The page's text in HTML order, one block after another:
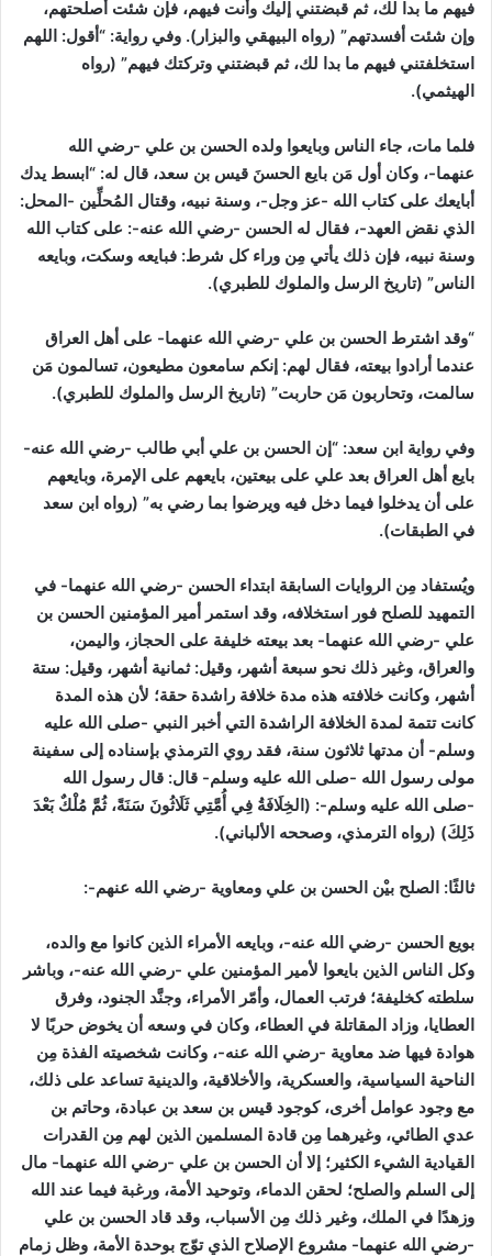
فيهم ما بدا لك، ثم قبضتني إليك وأنت فيهم، فإن شئت أصلحتهم،
وإن شئت أفسدتهم” (رواه البيهقي والبزار). وفي رواية: “أقول: اللهم
استخلفتني فيهم ما بدا لك، ثم قبضتني وتركتك فيهم” (رواه
الهيثمي).
فلما مات، جاء الناس وبايعوا ولده الحسن بن علي -رضي الله
عنهما-، وكان أول مَن بايع الحسنَ قيس بن سعد، قال له: “ابسط يدك
أبايعك على كتاب الله -عز وجل-، وسنة نبيه، وقتال المُحلِّين -المحل:
الذي نقض العهد-، فقال له الحسن -رضي الله عنه-: على كتاب الله
وسنة نبيه، فإن ذلك يأتي مِن وراء كل شرط: فبايعه وسكت، وبايعه
الناس” (تاريخ الرسل والملوك للطبري).
“وقد اشترط الحسن بن علي -رضي الله عنهما- على أهل العراق
عندما أرادوا بيعته، فقال لهم: إنكم سامعون مطيعون، تسالمون مَن
سالمت، وتحاربون مَن حاربت” (تاريخ الرسل والملوك للطبري).
وفي رواية ابن سعد: “إن الحسن بن علي أبي طالب -رضي الله عنه-
بايع أهل العراق بعد علي على بيعتين، بايعهم على الإمرة، وبايعهم
على أن يدخلوا فيما دخل فيه ويرضوا بما رضي به” (رواه ابن سعد
في الطبقات).
ويُستفاد مِن الروايات السابقة ابتداء الحسن -رضي الله عنهما- في
التمهيد للصلح فور استخلافه، وقد استمر أمير المؤمنين الحسن بن
علي -رضي الله عنهما- بعد بيعته خليفة على الحجاز، واليمن،
والعراق، وغير ذلك نحو سبعة أشهر، وقيل: ثمانية أشهر، وقيل: ستة
أشهر، وكانت خلافته هذه مدة خلافة راشدة حقة؛ لأن هذه المدة
كانت تتمة لمدة الخلافة الراشدة التي أخبر النبي -صلى الله عليه
وسلم- أن مدتها ثلاثون سنة، فقد روي الترمذي بإسناده إلى سفينة
مولى رسول الله -صلى الله عليه وسلم- قال: قال رسول الله
-صلى الله عليه وسلم-: (الخِلَافَةُ فِي أُمَّتِي ثَلَاثُونَ سَنَةً، ثُمَّ مُلْكٌ بَعْدَ
ذَلِكَ) (رواه الترمذي، وصححه الألباني).
ثالثًا: الصلح بيْن الحسن بن علي ومعاوية -رضي الله عنهم-:
بويع الحسن -رضي الله عنه-، وبايعه الأمراء الذين كانوا مع والده،
وكل الناس الذين بايعوا لأمير المؤمنين علي -رضي الله عنه-، وباشر
سلطته كخليفة؛ فرتب العمال، وأمّر الأمراء، وجنَّد الجنود، وفرق
العطايا، وزاد المقاتلة في العطاء، وكان في وسعه أن يخوض حربًا لا
هوادة فيها ضد معاوية -رضي الله عنه-، وكانت شخصيته الفذة مِن
الناحية السياسية، والعسكرية، والأخلاقية، والدينية تساعد على ذلك،
مع وجود عوامل أخرى، كوجود قيس بن سعد بن عبادة، وحاتم بن
عدي الطائي، وغيرهما مِن قادة المسلمين الذين لهم مِن القدرات
القيادية الشيء الكثير؛ إلا أن الحسن بن علي -رضي الله عنهما- مال
إلى السلم والصلح؛ لحقن الدماء، وتوحيد الأمة، ورغبة فيما عند الله
وزهدًا في الملك، وغير ذلك مِن الأسباب، وقد قاد الحسن بن علي
-رضي الله عنهما- مشروع الإصلاح الذي توّج بوحدة الأمة، وظل زمام